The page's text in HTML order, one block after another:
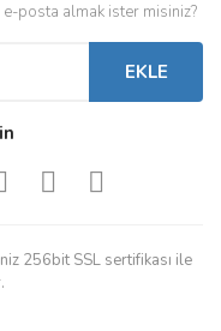
posta almak ister misiniz?
EKLE
256bit SSL sertifikası ile